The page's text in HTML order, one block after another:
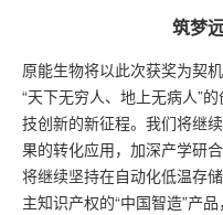
筑梦
原能生物将以此次获奖为契
“天下无穷人、地上无病人”
技创新的新征程。我们将继
果的转化应用，加深产学研
将继续坚持在自动化低温存
主知识产权的“中国智造”产